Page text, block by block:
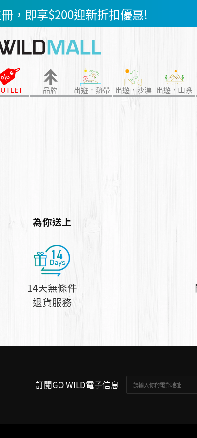
，即享$200迎新折扣優惠!
GO DOLLAR ，下次購物當！錢！洗
、防水外套、防風外套、防曬上衣
品牌 出遊．熱帶 出遊．沙漠 出遊．山系
為你送上
14天無條件
退貨服務
訂閱GO WILD電子信息